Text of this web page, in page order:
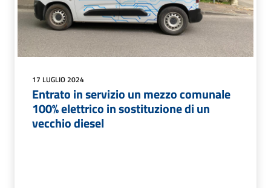
17 LUGLIO 2024
Entrato in servizio un mezzo comunale
100% elettrico in sostituzione di un
vecchio diesel